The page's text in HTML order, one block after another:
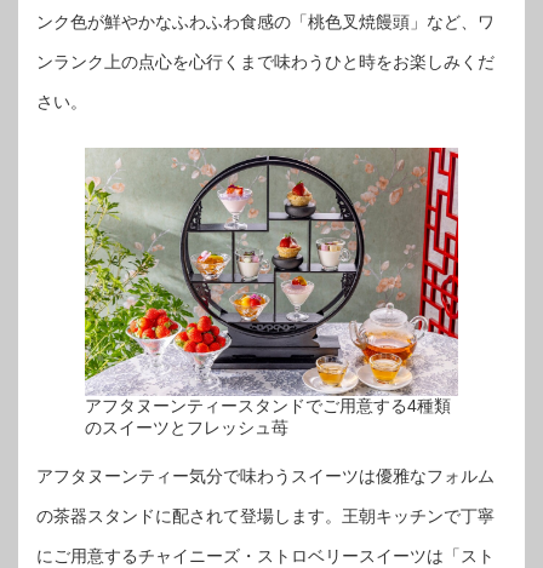
ンク色が鮮やかなふわふわ食感の「桃色叉焼饅頭」など、ワ
ンランク上の点心を心行くまで味わうひと時をお楽しみくだ
さい。
アフタヌーンティースタンドでご用意する4種類
のスイーツとフレッシュ苺
アフタヌーンティー気分で味わうスイーツは優雅なフォルム
の茶器スタンドに配されて登場します。王朝キッチンで丁寧
にご用意するチャイニーズ・ストロベリースイーツは「スト